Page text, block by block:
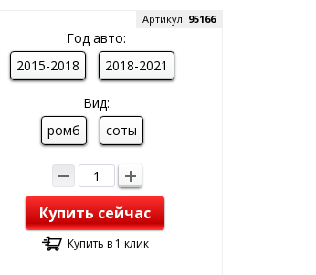
Артикул: 95166
Год авто:
2015-2018
2018-2021
Вид:
ромб
соты
Купить сейчас
Купить в 1 клик